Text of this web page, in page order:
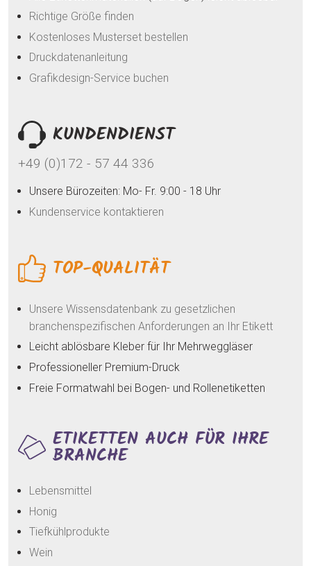
Richtige Größe finden
Kostenloses Musterset bestellen
Druckdatenanleitung
Grafikdesign-Service buchen
KUNDENDIENST
+49 (0)172 - 57 44 336
Unsere Bürozeiten: Mo- Fr. 9:00 - 18 Uhr
Kundenservice kontaktieren
TOP-QUALITÄT
Unsere Wissensdatenbank zu gesetzlichen
branchenspezifischen Anforderungen an Ihr Etikett
Leicht ablösbare Kleber für Ihr Mehrweggläser
Professioneller Premium-Druck
Freie Formatwahl bei Bogen- und Rollenetiketten
ETIKETTEN AUCH FÜR IHRE
BRANCHE
Lebensmittel
Honig
Tiefkühlprodukte
Wein